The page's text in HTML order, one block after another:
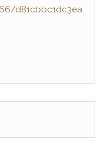
d81cbbc1dc3ea